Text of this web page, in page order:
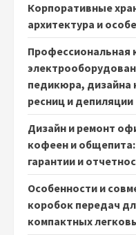
Корпоративные
архитектура и
Профессиональная
педикюра, дизайна
ресниц и депиляции
Дизайн и ремонт
кофеен и
гарантии и
Особенности и
коробок передач
компактных